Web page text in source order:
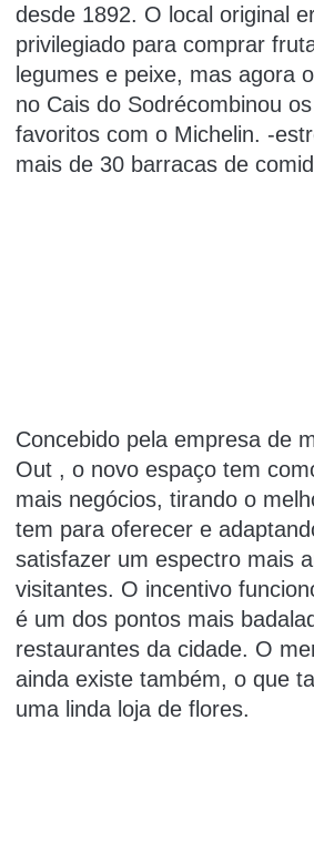
desde 1892. O local original
privilegiado para comprar
legumes e peixe, mas agora
no Cais do Sodrécombinou
favoritos com o Michelin. -
mais de 30 barracas de
Concebido pela empresa de
Out , o novo espaço tem
mais negócios, tirando o
tem para oferecer e
satisfazer um espectro mais
visitantes. O incentivo
é um dos pontos mais
restaurantes da cidade. O
ainda existe também, o que
uma linda loja de flores.